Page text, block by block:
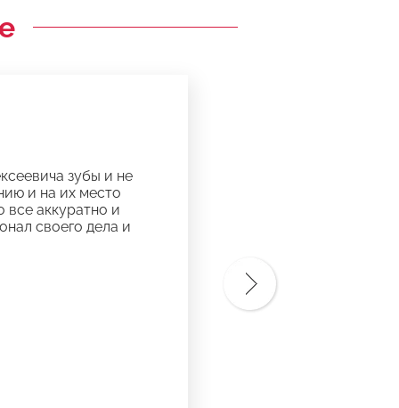
зубы и не
и на их место
аккуратно и
своего дела и